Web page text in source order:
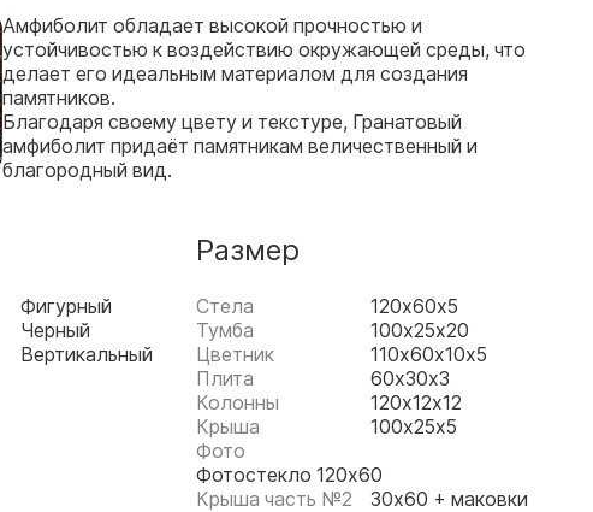
Амфиболит обладает высокой прочностью и
устойчивостью к воздействию окружающей среды, что
делает его идеальным материалом для создания
памятников.
Благодаря своему цвету и текстуре, Гранатовый
амфиболит придаёт памятникам величественный и
благородный вид.
Фигурный
Черный
Вертикальный
Размер
Стела
120х60х5
Тумба
100х25х20
Цветник
110х60х10х5
Плита
60х30х3
Колонны
120х12х12
Крыша
100х25х5
Фото
Фотостекло 120х60
Крыша часть №2
30х60 + маковки